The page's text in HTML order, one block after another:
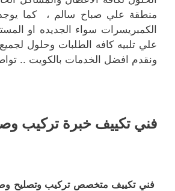
منطقة علي صباح سالم ، كما يوجد
الكمبريسرات سواء الجديده او
علي تلبيه كافه الطلبات وحلول
ونقدم افضل الخدمات بالكويت ..
فني تكييف خبرة تركيب
فني تكييف متخصص تركيب وتصليح